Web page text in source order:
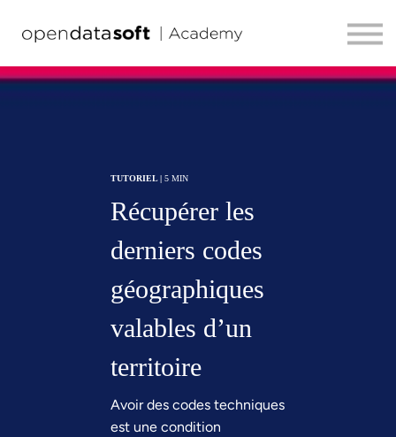
HELP CENTER
Se connecter
TUTORIEL | 5 MIN
Récupérer les
derniers codes
géographiques
valables d’un
territoire
Avoir des codes techniques
est une condition